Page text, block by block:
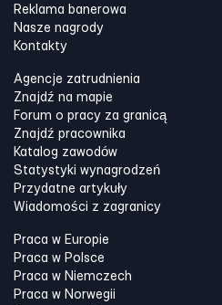
Reklama banerowa
Nasze nagrody
Kontakty
Agencje zatrudnienia
Znajdź na mapie
Forum o pracy za granicą
Znajdź pracownika
Katalog zawodów
Statystyki wynagrodzeń
Przydatne artykuły
Wiadomości z zagranicy
Praca w Europie
Praca w Polsce
Praca w Niemczech
Praca w Norwegii